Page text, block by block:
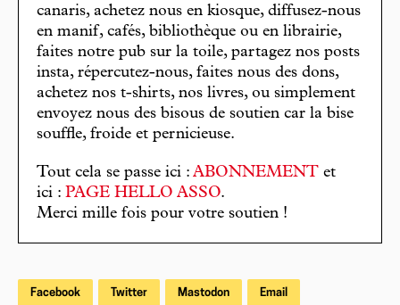
canaris, achetez nous en kiosque, diffusez-nous
en manif, cafés, bibliothèque ou en librairie,
faites notre pub sur la toile, partagez nos posts
insta, répercutez-nous, faites nous des dons,
achetez nos t-shirts, nos livres, ou simplement
envoyez nous des bisous de soutien car la bise
souffle, froide et pernicieuse.
Tout cela se passe ici : ABONNEMENT et
ici : PAGE HELLO ASSO.
Merci mille fois pour votre soutien !
Facebook Twitter Mastodon Email